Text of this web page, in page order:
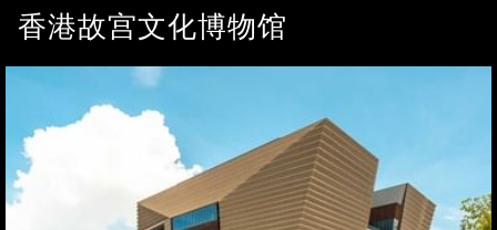
香港故宫文化博物馆